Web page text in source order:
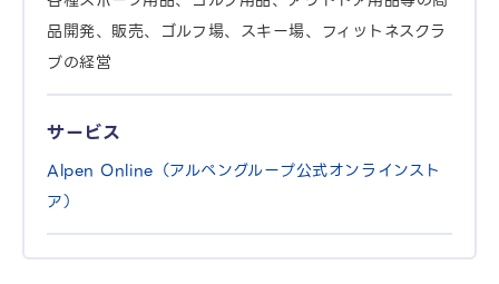
品開発、販売、ゴルフ場、スキー場、フィットネスクラ
ブの経営
サービス
Alpen Online（アルペングループ公式オンラインスト
ア）